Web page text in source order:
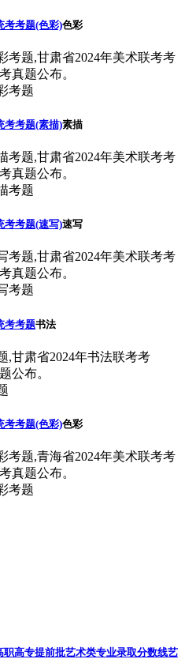
考考题(色彩)色彩
考题,甘肃省2024年美术联考考
真题公布。
考考题(素描)素描
考题,甘肃省2024年美术联考考
真题公布。
考考题(速写)速写
考题,甘肃省2024年美术联考考
真题公布。
考考题书法
,甘肃省2024年书法联考考
公布。
考考题(色彩)色彩
考题,青海省2024年美术联考考
真题公布。
高专提前批艺术类专业录取分数线艺